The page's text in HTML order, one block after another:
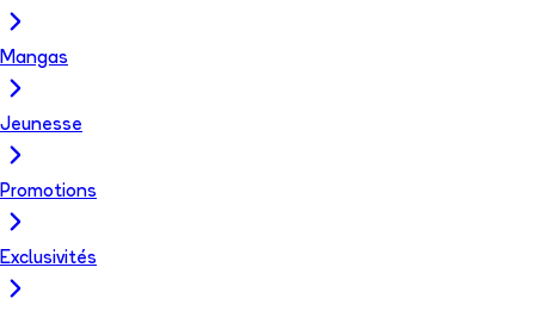
Mangas
Jeunesse
Promotions
Exclusivités